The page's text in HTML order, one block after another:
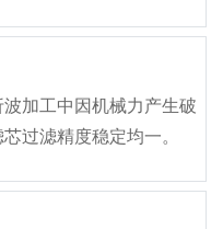
加工中因机械力产生破
过滤精度稳定均一。